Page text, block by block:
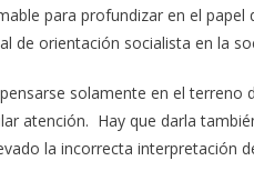
para profundizar en el
de orientación socialista en la
solamente en el
atención. Hay que darla
la incorrecta interpretación